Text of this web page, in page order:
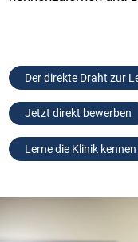
Der direkte Draht zur
Jetzt direkt bewerben
Lerne die Klinik kennen